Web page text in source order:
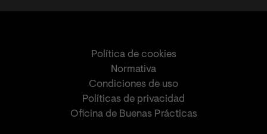
Política de cookies
Normativa
Condiciones de uso
Políticas de privacidad
Oficina de Buenas Prácticas